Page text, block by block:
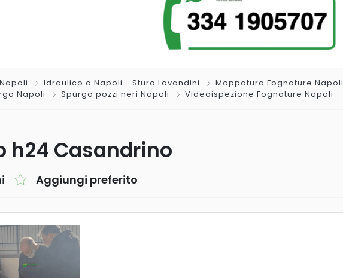
Idraulico a Napoli - Stura Lavandini Mappatura Fognature Napoli
Napoli Spurgo pozzi neri Napoli Videoispezione Fognature Napoli
h24 Casandrino
Aggiungi preferito